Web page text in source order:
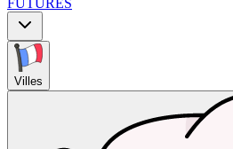
FUTURES
Villes